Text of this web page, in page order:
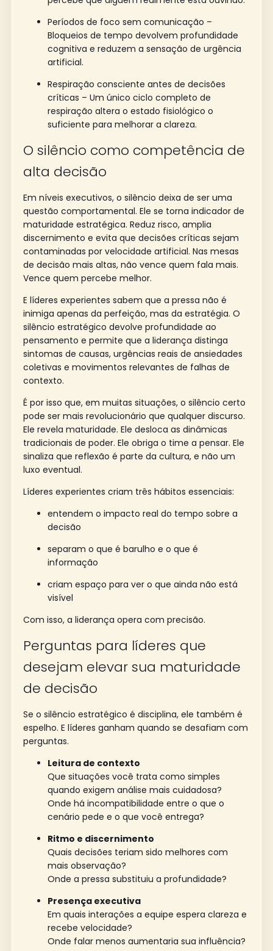
Períodos de foco sem comunicação –
Bloqueios de tempo devolvem profundidade
cognitiva e reduzem a sensação de urgência
artificial.
Respiração consciente antes de decisões
críticas – Um único ciclo completo de
respiração altera o estado fisiológico o
suficiente para melhorar a clareza.
O silêncio como competência de
alta decisão
Em níveis executivos, o silêncio deixa de ser uma
questão comportamental. Ele se torna indicador de
maturidade estratégica. Reduz risco, amplia
discernimento e evita que decisões críticas sejam
contaminadas por velocidade artificial. Nas mesas
de decisão mais altas, não vence quem fala mais.
Vence quem percebe melhor.
E líderes experientes sabem que a pressa não é
inimiga apenas da perfeição, mas da estratégia. O
silêncio estratégico devolve profundidade ao
pensamento e permite que a liderança distinga
sintomas de causas, urgências reais de ansiedades
coletivas e movimentos relevantes de falhas de
contexto.
É por isso que, em muitas situações, o silêncio certo
pode ser mais revolucionário que qualquer discurso.
Ele revela maturidade. Ele desloca as dinâmicas
tradicionais de poder. Ele obriga o time a pensar. Ele
sinaliza que reflexão é parte da cultura, e não um
luxo eventual.
Líderes experientes criam três hábitos essenciais:
entendem o impacto real do tempo sobre a
decisão
separam o que é barulho e o que é
informação
criam espaço para ver o que ainda não está
visível
Com isso, a liderança opera com precisão.
Perguntas para líderes que
desejam elevar sua maturidade
de decisão
Se o silêncio estratégico é disciplina, ele também é
espelho. E líderes ganham quando se desafiam com
perguntas.
Leitura de contexto
Que situações você trata como simples
quando exigem análise mais cuidadosa?
Onde há incompatibilidade entre o que o
cenário pede e o que você entrega?
Ritmo e discernimento
Quais decisões teriam sido melhores com
mais observação?
Onde a pressa substituiu a profundidade?
Presença executiva
Em quais interações a equipe espera clareza e
recebe velocidade?
Onde falar menos aumentaria sua influência?